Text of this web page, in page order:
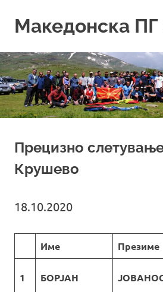
contentМакедонска ПГ
Прецизно
Крушево
18.10.2020
Име Презиме
1 БОРЈАН